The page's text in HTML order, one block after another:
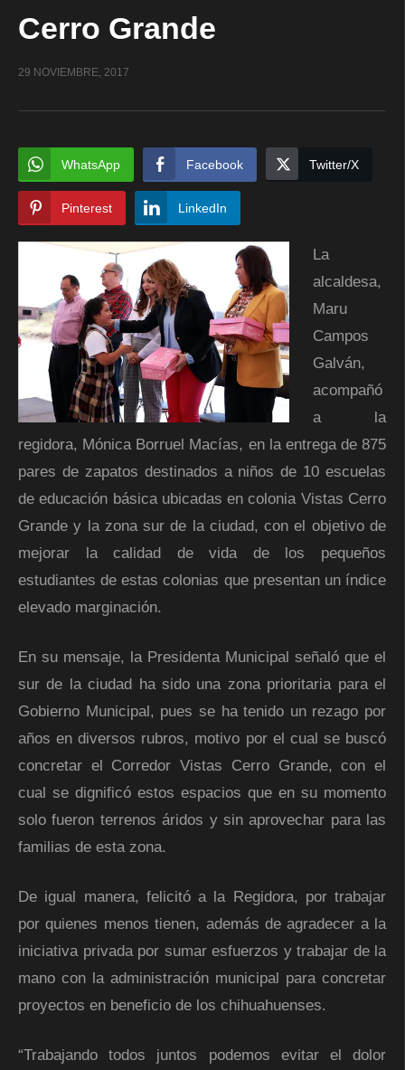
Cerro Grande
29 NOVIEMBRE, 2017
WhatsApp Facebook Twitter/X
Pinterest LinkedIn
La
alcaldesa,
Maru
Campos
Galván,
acompañó
a la
regidora, Mónica Borruel Macías, en la entrega de 875
pares de zapatos destinados a niños de 10 escuelas
de educación básica ubicadas en colonia Vistas Cerro
Grande y la zona sur de la ciudad, con el objetivo de
mejorar la calidad de vida de los pequeños
estudiantes de estas colonias que presentan un índice
elevado marginación.
En su mensaje, la Presidenta Municipal señaló que el
sur de la ciudad ha sido una zona prioritaria para el
Gobierno Municipal, pues se ha tenido un rezago por
años en diversos rubros, motivo por el cual se buscó
concretar el Corredor Vistas Cerro Grande, con el
cual se dignificó estos espacios que en su momento
solo fueron terrenos áridos y sin aprovechar para las
familias de esta zona.
De igual manera, felicitó a la Regidora, por trabajar
por quienes menos tienen, además de agradecer a la
iniciativa privada por sumar esfuerzos y trabajar de la
mano con la administración municipal para concretar
proyectos en beneficio de los chihuahuenses.
“Trabajando todos juntos podemos evitar el dolor